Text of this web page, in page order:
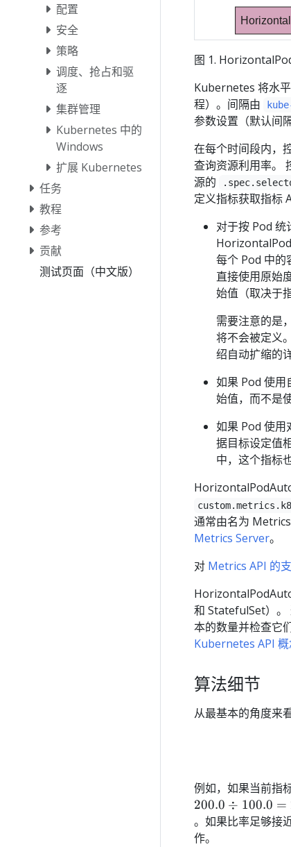
配置
安全
策略
调度、抢占和驱
逐
集群管理
Kubernetes 中的
Windows
扩展 Kubernetes
任务
教程
参考
贡献
测试页面（中文版）
图 1.
Kubernetes 将水
程）。间隔由
参数设置（默认间
在每个时间段内，
查询资源利用率。
源的
定义指标获取指标
对于按 Pod 统
每个 Pod 中的
直接使用原始
始值（取决于
需要注意的是
将不会被定义
绍自动扩缩的
如果 Pod 使用
始值，而不是
如果 Pod 使用
据目标设定值
中，这个指标
通常由名为
Metrics Server。
对 Metrics API 的
和 StatefulSet）。
本的数量并检查它
Kubernetes API
算法细节
从最基本的角度来
例如，如果当前指
200.0 ÷ 100.0 =
。如果比率足够接
作。